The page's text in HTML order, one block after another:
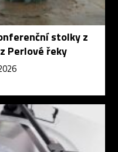
stolky z
Perlové řeky